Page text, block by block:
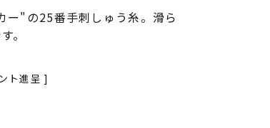
ー"の25番手刺しゅう糸。滑ら
。
ト進呈 ]